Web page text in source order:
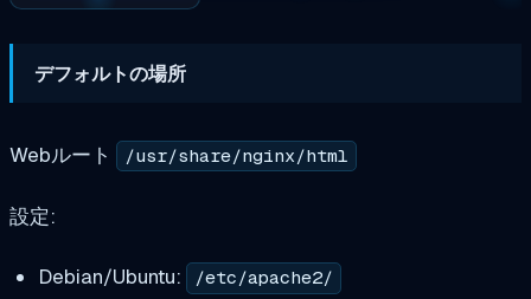
デフォルトの場所
Webルート /usr/share/nginx/html
設定:
Debian/Ubuntu: /etc/apache2/